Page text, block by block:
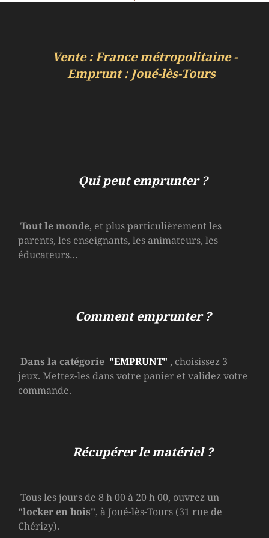
Vente : France métropolitaine -
Emprunt : Joué-lès-Tours
Qui peut emprunter ?
Tout le monde, et plus particulièrement les
parents, les enseignants, les animateurs, les
éducateurs…
Comment emprunter ?
Dans la catégorie "EMPRUNT" , choisissez 3
jeux. Mettez-les dans votre panier et validez votre
commande.
Récupérer le matériel ?
Tous les jours de 8 h 00 à 20 h 00, ouvrez un
"locker en bois", à Joué-lès-Tours (31 rue de
Chérizy).